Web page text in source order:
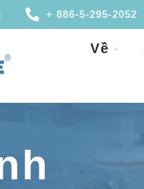
+ 886-5-295-2052
Về